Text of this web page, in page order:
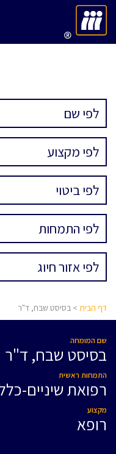
דף הבית > בסיסט שבח, ד"ר
שם המומחה
בסיסט שבח, ד"ר
התמחות ראשית
רפואת שיניים-
מקצוע
רופא